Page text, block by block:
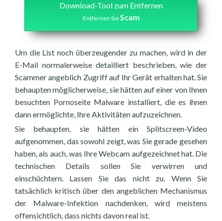
Download-Tool zum Entfernen
Entfernen SieScam
Um die List noch überzeugender zu machen, wird in der
E-Mail normalerweise detailliert beschrieben, wie der
Scammer angeblich Zugriff auf Ihr Gerät erhalten hat. Sie
behaupten möglicherweise, sie hätten auf einer von Ihnen
besuchten Pornoseite Malware installiert, die es ihnen
dann ermöglichte, Ihre Aktivitäten aufzuzeichnen.
Sie behaupten, sie hätten ein Splitscreen-Video
aufgenommen, das sowohl zeigt, was Sie gerade gesehen
haben, als auch, was Ihre Webcam aufgezeichnet hat. Die
technischen Details sollen Sie verwirren und
einschüchtern. Lassen Sie das nicht zu. Wenn Sie
tatsächlich kritisch über den angeblichen Mechanismus
der Malware-Infektion nachdenken, wird meistens
offensichtlich, dass nichts davon real ist.